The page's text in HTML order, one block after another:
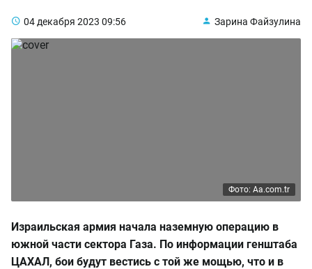
04 декабря 2023 09:56 Зарина Файзулина
Фото: Aa.com.tr
Израильская армия начала наземную операцию в
южной части сектора Газа. По информации генштаба
ЦАХАЛ, бои будут вестись с той же мощью, что и в